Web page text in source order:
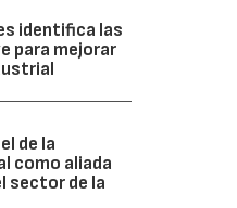
identifica las
para mejorar
de la
como aliada
sector de la